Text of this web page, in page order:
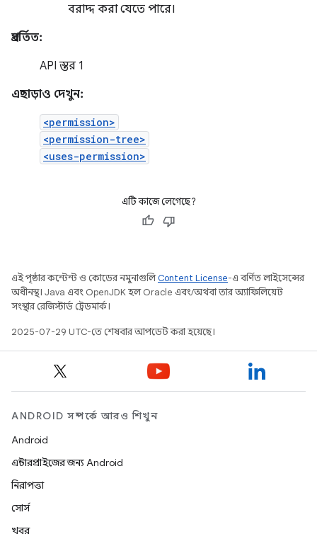
বরাদ্দ করা যেতে পারে।
প্রবর্তিত:
API স্তর 1
এছাড়াও দেখুন:
<permission>
<permission-tree>
<uses-permission>
এটি কাজে লেগেছে?
এই পৃষ্ঠার কন্টেন্ট ও কোডের নমুনাগুলিContent License-এ বর্ণিত লাইসেন্সের
অধীনস্থ। Java এবং OpenJDK হল Oracle এবং/অথবা তার অ্যাফিলিয়েট
সংস্থার রেজিস্টার্ড ট্রেডমার্ক।
2025-07-29 UTC-তে শেষবার আপডেট করা হয়েছে।
ANDROID সম্পর্কে আরও শিখুন
Android
এন্টারপ্রাইজের জন্য Android
নিরাপত্তা
সোর্স
খবর